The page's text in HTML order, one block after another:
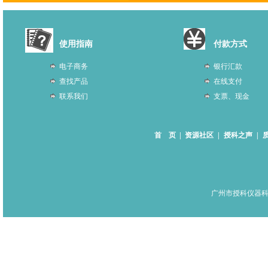
使用指南
电子商务
查找产品
联系我们
付款方式
银行汇款
在线支付
支票、现金
首 页 资源社区 授科之声
广州市授科仪器